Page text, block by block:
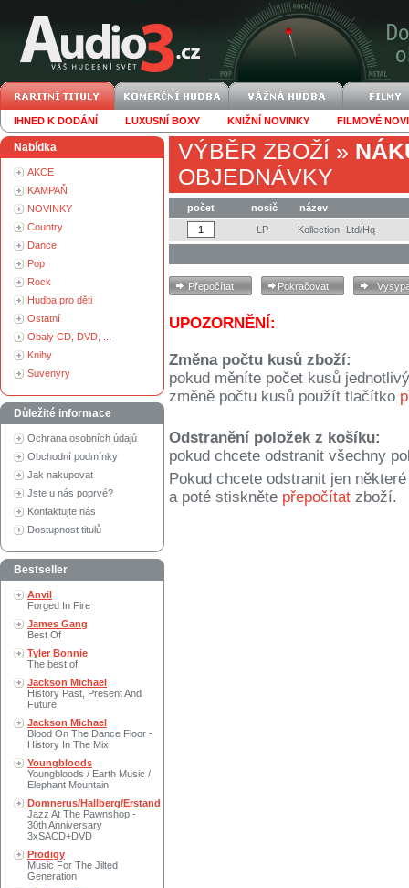
IHNED K DODÁNÍ LUXUSNÍ BOXY KNIŽNÍ NOVINKY FILMOVÉ
Nabídka
AKCE
KAMPAŇ
NOVINKY
Country
Dance
Pop
Rock
Hudba pro děti
Ostatní
Obaly CD, DVD, ...
Knihy
Suvenýry
Důležité informace
Ochrana osobních údajů
Obchodní podmínky
Jak nakupovat
Jste u nás poprvé?
Kontaktujte nás
Dostupnost titulů
Bestseller
Anvil
Forged In Fire
James Gang
Best Of
Tyler Bonnie
The best of
Jackson Michael
History Past, Present And
Future
Jackson Michael
Blood On The Dance Floor -
History In The Mix
Youngbloods
Youngbloods / Earth Music /
Elephant Mountain
Domnerus/Hallberg/Erstand
Jazz At The Pawnshop -
30th Anniversary
3xSACD+DVD
Prodigy
Music For The Jilted
Generation
VÝBĚR ZBOŽÍ »
OBJEDNÁVKY
počet nosič
název
LP
Kollection -Ltd/Hq-
UPOZORNĚNÍ:
Změna počtu kusů zboží:
pokud měníte počet kusů
změně počtu kusů použít tlačítko
Odstranění položek z košíku:
pokud chcete odstranit všechny
Pokud chcete odstranit jen
a poté stiskněte přepočítat zboží.